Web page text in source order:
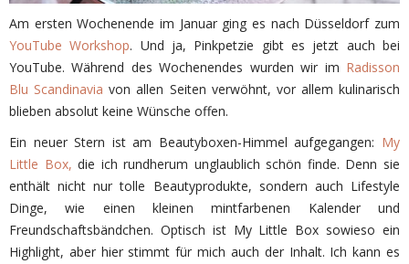
Am ersten Wochenende im Januar ging es nach Düsseldorf zum
YouTube Workshop. Und ja, Pinkpetzie gibt es jetzt auch bei
YouTube. Während des Wochenendes wurden wir im Radisson
Blu Scandinavia von allen Seiten verwöhnt, vor allem kulinarisch
blieben absolut keine Wünsche offen.
Ein neuer Stern ist am Beautyboxen-Himmel aufgegangen: My
Little Box, die ich rundherum unglaublich schön finde. Denn sie
enthält nicht nur tolle Beautyprodukte, sondern auch Lifestyle
Dinge, wie einen kleinen mintfarbenen Kalender und
Freundschaftsbändchen. Optisch ist My Little Box sowieso ein
Highlight, aber hier stimmt für mich auch der Inhalt. Ich kann es